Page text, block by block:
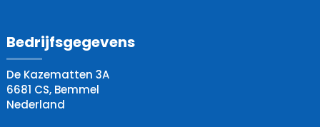
Bedrijfsgegevens
De Kazematten 3A
6681 CS, Bemmel
Nederland